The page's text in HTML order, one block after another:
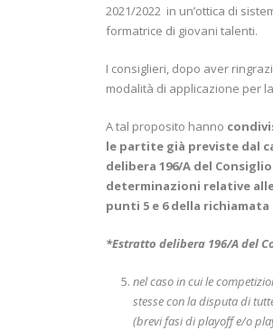
2021/2022 in un’ottica di
formatrice di giovani talenti.
I consiglieri, dopo aver
modalità di applicazione per
A tal proposito hanno
le partite già previste dal
delibera 196/A del
determinazioni relative
punti 5 e 6 della
*Estratto delibera 196/A del
nel caso in cui le
stesse con la disputa di
(brevi fasi di playoff e/o